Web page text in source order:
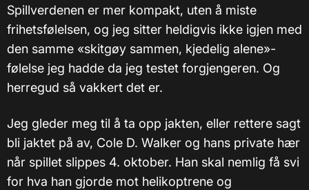
Spillverdenen er mer kompakt, uten å miste
frihetsfølelsen, og jeg sitter heldigvis ikke igjen med
den samme «skitgøy sammen, kjedelig alene»-
følelse jeg hadde da jeg testet forgjengeren. Og
herregud så vakkert det er.
Jeg gleder meg til å ta opp jakten, eller rettere sagt
bli jaktet på av, Cole D. Walker og hans private hær
når spillet slippes 4. oktober. Han skal nemlig få svi
for hva han gjorde mot helikoptrene og